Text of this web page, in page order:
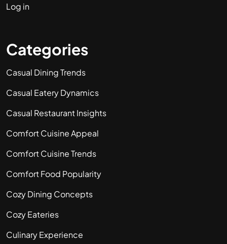
Log in
Categories
Casual Dining Trends
Casual Eatery Dynamics
Casual Restaurant Insights
Comfort Cuisine Appeal
Comfort Cuisine Trends
Comfort Food Popularity
Cozy Dining Concepts
Cozy Eateries
Culinary Experience